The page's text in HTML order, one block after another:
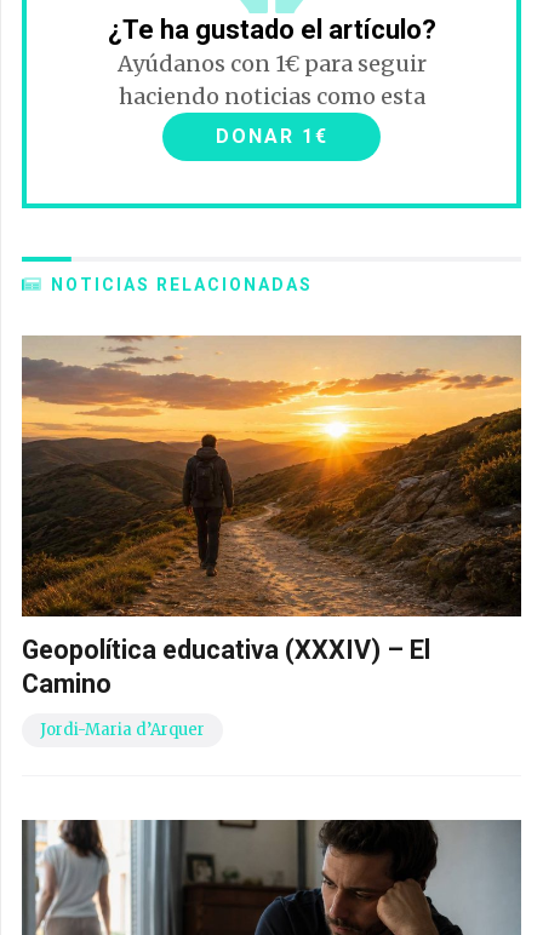
¿Te ha gustado el artículo?
Ayúdanos con 1€ para seguir
haciendo noticias como esta
DONAR 1€
NOTICIAS RELACIONADAS
Geopolítica educativa (XXXIV) – El
Camino
Jordi-Maria d’Arquer